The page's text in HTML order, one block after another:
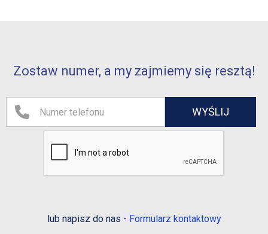
Zostaw numer, a my zajmiemy się resztą!
lub napisz do nas - Formularz kontaktowy